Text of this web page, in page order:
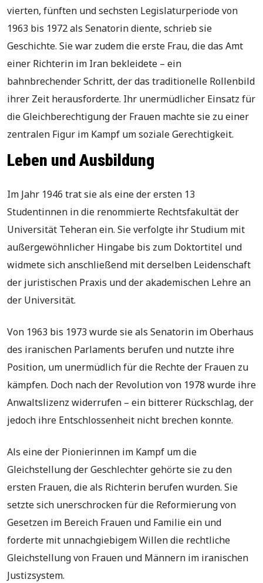
vierten, fünften und sechsten Legislaturperiode von
1963 bis 1972 als Senatorin diente, schrieb sie
Geschichte. Sie war zudem die erste Frau, die das Amt
einer Richterin im Iran bekleidete – ein
bahnbrechender Schritt, der das traditionelle Rollenbild
ihrer Zeit herausforderte. Ihr unermüdlicher Einsatz für
die Gleichberechtigung der Frauen machte sie zu einer
zentralen Figur im Kampf um soziale Gerechtigkeit.
Leben und Ausbildung
Im Jahr 1946 trat sie als eine der ersten 13
Studentinnen in die renommierte Rechtsfakultät der
Universität Teheran ein. Sie verfolgte ihr Studium mit
außergewöhnlicher Hingabe bis zum Doktortitel und
widmete sich anschließend mit derselben Leidenschaft
der juristischen Praxis und der akademischen Lehre an
der Universität.
Von 1963 bis 1973 wurde sie als Senatorin im Oberhaus
des iranischen Parlaments berufen und nutzte ihre
Position, um unermüdlich für die Rechte der Frauen zu
kämpfen. Doch nach der Revolution von 1978 wurde ihre
Anwaltslizenz widerrufen – ein bitterer Rückschlag, der
jedoch ihre Entschlossenheit nicht brechen konnte.
Als eine der Pionierinnen im Kampf um die
Gleichstellung der Geschlechter gehörte sie zu den
ersten Frauen, die als Richterin berufen wurden. Sie
setzte sich unerschrocken für die Reformierung von
Gesetzen im Bereich Frauen und Familie ein und
forderte mit unnachgiebigem Willen die rechtliche
Gleichstellung von Frauen und Männern im iranischen
Justizsystem.